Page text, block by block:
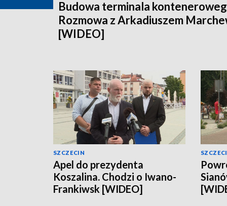
Budowa terminala
Rozmowa z Arkadiuszem
[WIDEO]
SZCZECIN
Apel do prezydenta
Koszalina. Chodzi o Iwano-
Frankiwsk [WIDEO]